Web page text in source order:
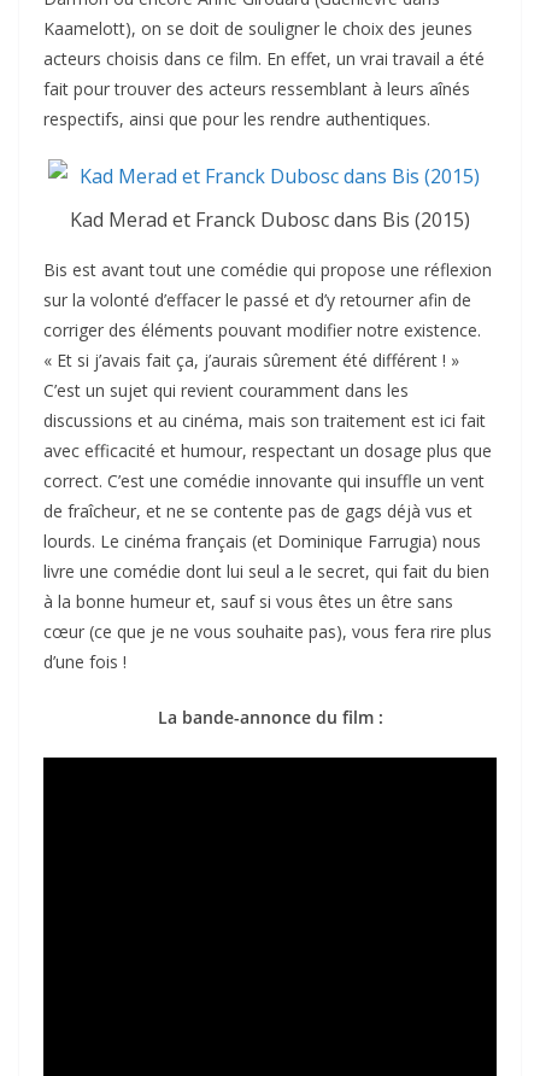
Kaamelott), on se doit de souligner le choix des jeunes
acteurs choisis dans ce film. En effet, un vrai travail a été
fait pour trouver des acteurs ressemblant à leurs aînés
respectifs, ainsi que pour les rendre authentiques.
Kad Merad et Franck Dubosc dans Bis (2015)
Bis est avant tout une comédie qui propose une réflexion
sur la volonté d’effacer le passé et d’y retourner afin de
corriger des éléments pouvant modifier notre existence.
« Et si j’avais fait ça, j’aurais sûrement été différent ! »
C’est un sujet qui revient couramment dans les
discussions et au cinéma, mais son traitement est ici fait
avec efficacité et humour, respectant un dosage plus que
correct. C’est une comédie innovante qui insuffle un vent
de fraîcheur, et ne se contente pas de gags déjà vus et
lourds. Le cinéma français (et Dominique Farrugia) nous
livre une comédie dont lui seul a le secret, qui fait du bien
à la bonne humeur et, sauf si vous êtes un être sans
cœur (ce que je ne vous souhaite pas), vous fera rire plus
d’une fois !
La bande-annonce du film :